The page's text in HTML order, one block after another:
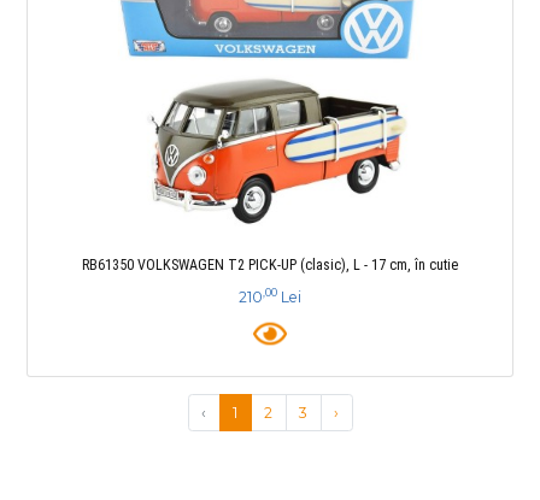
RB61350 VOLKSWAGEN T2 PICK-UP (clasic), L - 17 cm, în cutie
210,00 Lei
‹ 1 2 3 ›